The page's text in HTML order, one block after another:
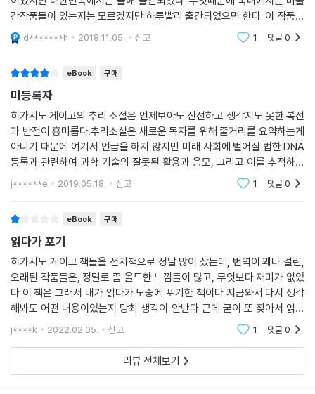
순수성을 잃는다면 어떤 결과를 초래하는가?’라고. 이미 첨단 기술이 그릇
된 목적에 복속되는 일을 수차례 경험해왔기 때문인지 『미등록자』의 여운
은 책을 덮은 뒤에도 오랫동안 마음에 남는다. 거의 전 작품이 영상화된 작
즈나리 주연 [플래티나 데이터]로 영화화되었다. 원작 소설과 조금 다른
이야기를 담고 있으므로 비교해보는 재미까지도 즐길 수 있을 것이다.
비채에서는 ‘비채x히가시노 게이고 컬렉션’이라는 명칭 아래 새로운 감각
으로 완전히 새 옷을 입힌 작품을 꾸준히 선보일 예정입니다. 『미등록자』
는 2018년 오늘의 독자를 위해, 작가와의 면밀한 상의 끝에 한국어판 제목
을 새로 붙여 선보이게 되었습니다. 이후로 이어지는 ‘비채x히가시노 게이
간작품들이 있는지는 모르겠지만 하루빨리 출간되었으면 한다. 이 작품은
기존 작품들과는 비슷하면서도 다른 그 무언가가 있었다. 과학수사의 장르
를 적용하여 또
d*******h 2018.11.05. 신고 1 댓글0
eBook 구매
미등록자
히가시노 게이고의 추리 소설은 언제보아도 신선하고 생각지도 못한 복선
과 반전이 흥미롭다.추리소설은 새로운 독자를 위해 줄거리를 요약하는게
아니기 때문에 여기서 언급을 하지 않지만 미래 사회에 벌어질 법한 DNA
등록과 관련하여 과학 기술의 잘못된 활용과 음모, 그리고 이를 추적하는
형사의 이야기가 흥미진진하다. 거대 권력과의 대결과 완벽한 범죄에 대해
다시 생각해보게
j******e 2019.05.18. 신고 1 댓글0
eBook 구매
읽다가 포기
히가시노 게이고 책들을 전자책으로 정말 많이 샀는데, 번역이 꽤나 걸린,
오래된 작품들은, 정말로 좀 올드한 느낌들이 많고, 무엇보다 재미가 없었
다 이 책은 그래서 내가 읽다가 도중에 포기한 책이다 지금와서 다시 생각
해봐도 어떤 내용이었는지 당최 생각이 안난다 근데 굳이 또 찾아서 읽고
싶지도 않다 나중에 시간적 여유가 있다면 영구소장이니까 다시 읽어보든
지 하지 뭐 이건
j****k 2022.02.05. 신고 1 댓글0
리뷰 전체보기